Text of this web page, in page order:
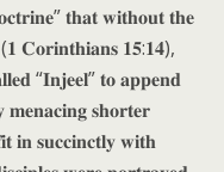
𝐭𝐡𝐚𝐭 𝐰𝐢𝐭𝐡𝐨𝐮𝐭 𝐭𝐡𝐞
𝐂𝐨𝐫𝐢𝐧𝐭𝐡𝐢𝐚𝐧𝐬 𝟏𝟓:𝟏𝟒),
“𝐈𝐧𝐣𝐞𝐞𝐥” 𝐭𝐨 𝐚𝐩𝐩𝐞𝐧𝐝
𝐦𝐞𝐧𝐚𝐜𝐢𝐧𝐠 𝐬𝐡𝐨𝐫𝐭𝐞𝐫
𝐢𝐧 𝐬𝐮𝐜𝐜𝐢𝐧𝐜𝐭𝐥𝐲 𝐰𝐢𝐭𝐡